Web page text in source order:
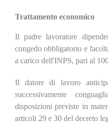
Trattamento economico
Il padre lavoratore
congedo obbligatorio e
a carico dell'INPS, pari al
Il datore di lavoro
successivamente
disposizioni previste in
articoli 29 e 30 del decreto